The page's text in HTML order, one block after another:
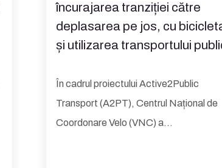
încurajarea tranziției către
deplasarea pe jos, cu
și utilizarea transportului
În cadrul proiectului Active2Public
Transport (A2PT), Centrul Național de
Coordonare Velo (VNC) a...